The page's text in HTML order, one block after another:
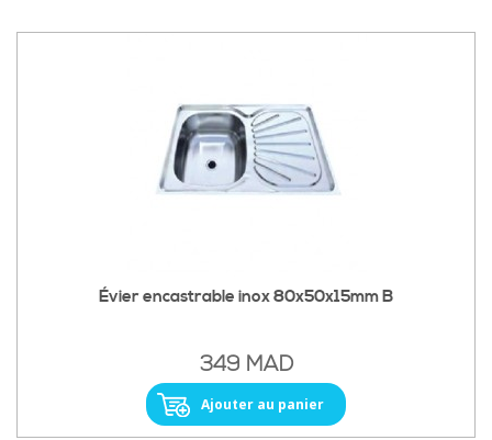
Évier encastrable inox 80x50x15mm B
349 MAD
Ajouter au panier